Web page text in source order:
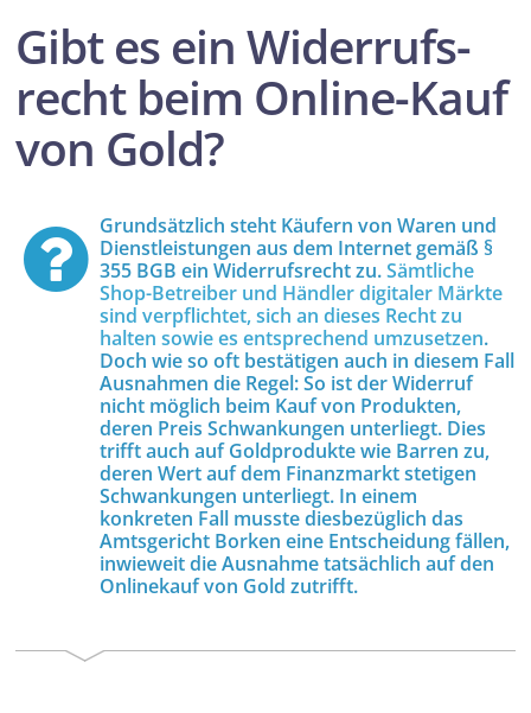
Gibt es ein Widerrufs­
recht beim Online-Kauf
von Gold?
Grund­sätzlich steht Käufern von Waren und
Dienst­leistungen aus dem Internet gemäß §
355 BGB ein Widerrufs­recht zu.Sämtliche
Shop-Betreiber und Händler digitaler Märkte
sind verpflichtet, sich an dieses Recht zu
halten sowie es entsprechend umzusetzen.
Doch wie so oft bestätigen auch in diesem Fall
Ausnahmen die Regel: So ist der Widerruf
nicht möglich beim Kauf von Produkten,
deren Preis Schwankungen unterliegt. Dies
trifft auch auf Gold­produkte wie Barren zu,
deren Wert auf dem Finanzmarkt stetigen
Schwankungen unterliegt. In einem
konkreten Fall musste diesbezüglich das
Amtsgericht Borken eine Entscheidung fällen,
inwieweit die Ausnahme tatsächlich auf den
Onlinekauf von Gold zutrifft.